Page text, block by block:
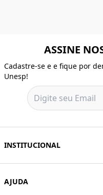
ASSINE
Cadastre-se e e fique por
Unesp!
INSTITUCIONAL
AJUDA